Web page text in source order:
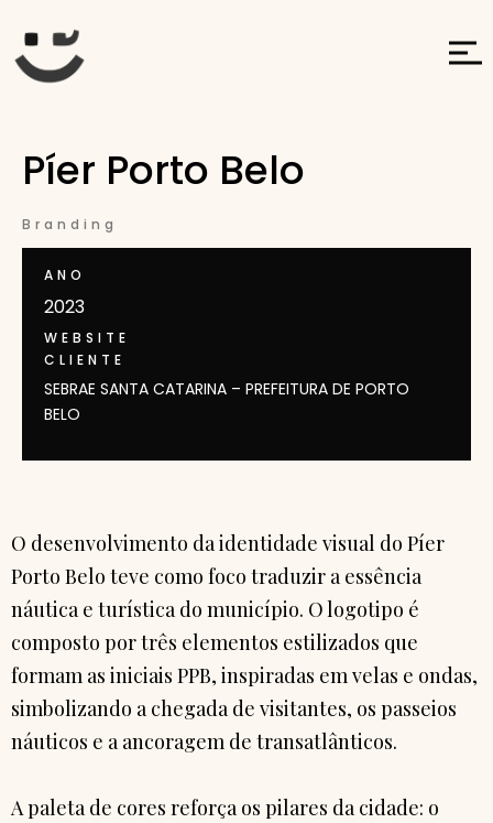
Píer Porto Belo
Branding
ANO
2023
WEBSITE
CLIENTE
SEBRAE SANTA CATARINA – PREFEITURA DE PORTO
BELO
O desenvolvimento da identidade visual do Píer
Porto Belo teve como foco traduzir a essência
náutica e turística do município. O logotipo é
composto por três elementos estilizados que
formam as iniciais PPB, inspiradas em velas e ondas,
simbolizando a chegada de visitantes, os passeios
náuticos e a ancoragem de transatlânticos.
A paleta de cores reforça os pilares da cidade: o